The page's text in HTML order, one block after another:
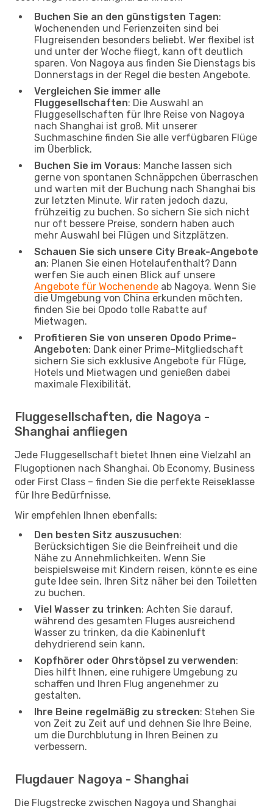
Buchen Sie an den günstigsten Tagen:
Wochenenden und Ferienzeiten sind bei
Flugreisenden besonders beliebt. Wer flexibel ist
und unter der Woche fliegt, kann oft deutlich
sparen. Von Nagoya aus finden Sie Dienstags bis
Donnerstags in der Regel die besten Angebote.
Vergleichen Sie immer alle
Fluggesellschaften: Die Auswahl an
Fluggesellschaften für Ihre Reise von Nagoya
nach Shanghai ist groß. Mit unserer
Suchmaschine finden Sie alle verfügbaren Flüge
im Überblick.
Buchen Sie im Voraus: Manche lassen sich
gerne von spontanen Schnäppchen überraschen
und warten mit der Buchung nach Shanghai bis
zur letzten Minute. Wir raten jedoch dazu,
frühzeitig zu buchen. So sichern Sie sich nicht
nur oft bessere Preise, sondern haben auch
mehr Auswahl bei Flügen und Sitzplätzen.
Schauen Sie sich unsere City Break-Angebote
an: Planen Sie einen Hotelaufenthalt? Dann
werfen Sie auch einen Blick auf unsere
Angebote für Wochenende ab Nagoya. Wenn Sie
die Umgebung von China erkunden möchten,
finden Sie bei Opodo tolle Rabatte auf
Mietwagen.
Profitieren Sie von unseren Opodo Prime-
Angeboten: Dank einer Prime-Mitgliedschaft
sichern Sie sich exklusive Angebote für Flüge,
Hotels und Mietwagen und genießen dabei
maximale Flexibilität.
Fluggesellschaften, die Nagoya -
Shanghai anfliegen
Jede Fluggesellschaft bietet Ihnen eine Vielzahl an
Flugoptionen nach Shanghai. Ob Economy, Business
oder First Class – finden Sie die perfekte Reiseklasse
für Ihre Bedürfnisse.
Wir empfehlen Ihnen ebenfalls:
Den besten Sitz auszusuchen:
Berücksichtigen Sie die Beinfreiheit und die
Nähe zu Annehmlichkeiten. Wenn Sie
beispielsweise mit Kindern reisen, könnte es eine
gute Idee sein, Ihren Sitz näher bei den Toiletten
zu buchen.
Viel Wasser zu trinken: Achten Sie darauf,
während des gesamten Fluges ausreichend
Wasser zu trinken, da die Kabinenluft
dehydrierend sein kann.
Kopfhörer oder Ohrstöpsel zu verwenden:
Dies hilft Ihnen, eine ruhigere Umgebung zu
schaffen und Ihren Flug angenehmer zu
gestalten.
Ihre Beine regelmäßig zu strecken: Stehen Sie
von Zeit zu Zeit auf und dehnen Sie Ihre Beine,
um die Durchblutung in Ihren Beinen zu
verbessern.
Flugdauer Nagoya - Shanghai
Die Flugstrecke zwischen Nagoya und Shanghai